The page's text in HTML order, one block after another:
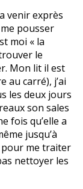
venir exprès
pousser
moi « la
le
Mon lit il est
au carré), j’ai
les deux jours
son sales
fois qu’elle a
jusqu’à
pour me traiter
nettoyer les